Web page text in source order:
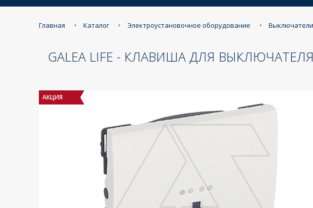
Главная Каталог Электроустановочное оборудование Выключатели
GALEA LIFE - КЛАВИША ДЛЯ
АКЦИЯ